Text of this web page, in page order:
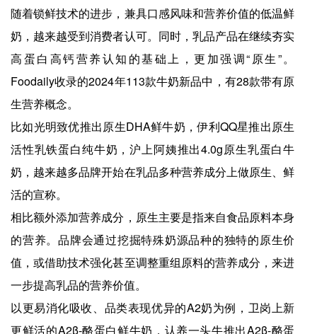
随着锁鲜技术的进步，兼具口感风味和营养价值的低温鲜
奶，越来越受到消费者认可。同时，乳品产品在继续夯实
高蛋白高钙营养认知的基础上，更加强调“原生”。
Foodaily收录的2024年113款牛奶新品中，有28款带有原
生营养概念。
比如光明致优推出原生DHA鲜牛奶，伊利QQ星推出原生
活性乳铁蛋白纯牛奶，沪上阿姨推出4.0g原生乳蛋白牛
奶，越来越多品牌开始在乳品多种营养成分上做原生、鲜
活的宣称。
相比额外添加营养成分，原生主要是指来自食品原料本身
的营养。品牌会通过挖掘特殊奶源品种的独特的原生价
值，或借助技术强化甚至调整重组原料的营养成分，来进
一步提高乳品的营养价值。
以更易消化吸收、品类表现优异的A2奶为例，卫岗上新
更鲜活的A2β-酪蛋白鲜牛奶，认养一头牛推出A2β-酪蛋